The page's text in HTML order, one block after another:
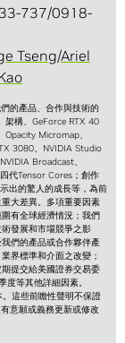
737/0918-
Tseng/Ariel
的產品、合作與技術的
架構、GeForce RTX 40
Micromap、
3080、NVIDIA Studio
Broadcast、
代Tensor Cores；創作
出的驚人的成長等，為前
大差異。多項重要因素
有全球經濟情況；我們
發展和市場競爭之影
們的產品或合作夥伴產
界標準和介面之改變；
提交給美國證券交易委
等其他詳細因素。
這些前瞻性聲明不保證
意願或義務更新或修改